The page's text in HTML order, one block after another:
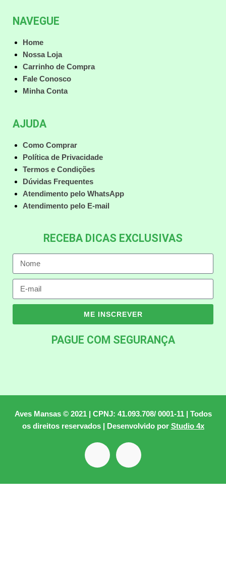
NAVEGUE
Home
Nossa Loja
Carrinho de Compra
Fale Conosco
Minha Conta
AJUDA
Como Comprar
Política de Privacidade
Termos e Condições
Dúvidas Frequentes
Atendimento pelo WhatsApp
Atendimento pelo E-mail
RECEBA DICAS EXCLUSIVAS
ME INSCREVER
PAGUE COM SEGURANÇA
Aves Mansas © 2021 | CPNJ: 41.093.708/ 0001-11 | Todos
os direitos reservados | Desenvolvido por Studio 4x